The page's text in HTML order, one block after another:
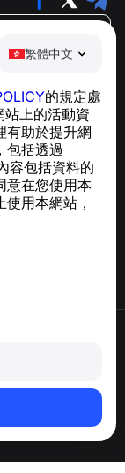
繁體中文
的規定處
上的活動資
有助於提升網
包括透過
容包括資料的
意在您使用本
用本網站，